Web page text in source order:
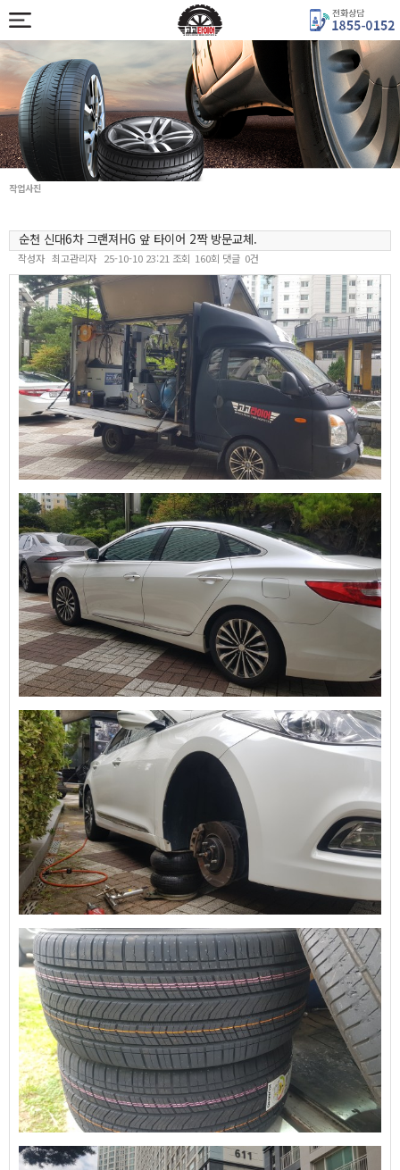
작업사진
순천 신대6차 그랜져HG 앞 타이어 2짝 방문교체.
작성자 최고관리자 25-10-10 23:21 조회 160회 댓글 0건
본문